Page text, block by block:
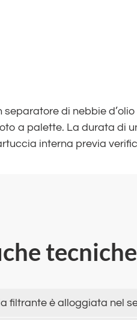
separatore di nebbie
a palette. La durata di
interna previa
filtrante è alloggiata nel